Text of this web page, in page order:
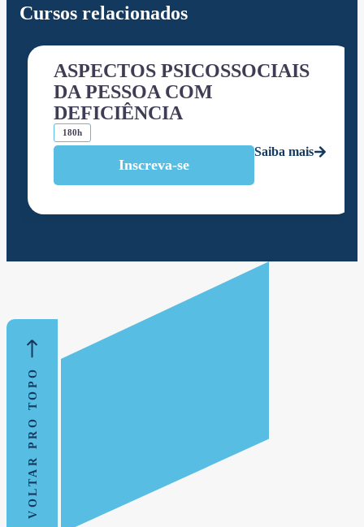
Cursos relacionados
ASPECTOS PSICOSSOCIAIS
DA PESSOA COM
DEFICIÊNCIA
180h
Inscreva-se
Saiba mais
VOLTAR PRO TOPO